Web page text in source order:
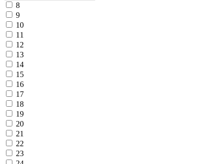
8
9
10
11
12
13
14
15
16
17
18
19
20
21
22
23